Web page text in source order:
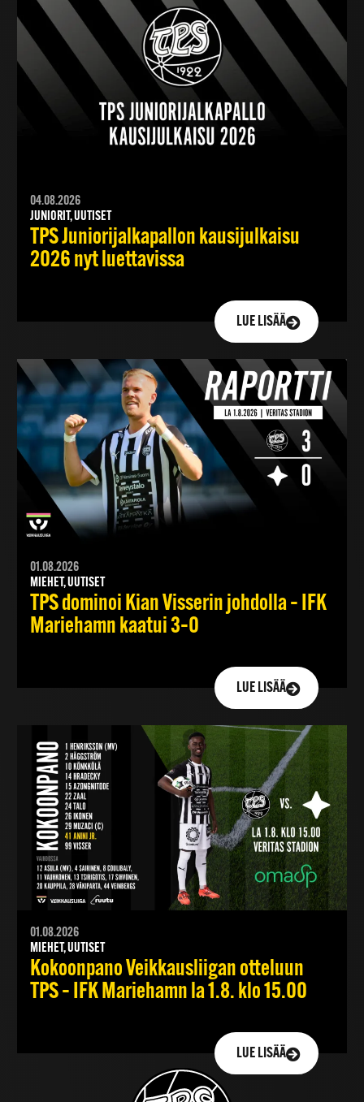
04.08.2026
JUNIORIT, UUTISET
TPS Juniorijalkapallon kausijulkaisu
2026 nyt luettavissa
LUE LISÄÄ
01.08.2026
MIEHET, UUTISET
TPS dominoi Kian Visserin johdolla – IFK
Mariehamn kaatui 3–0
LUE LISÄÄ
01.08.2026
MIEHET, UUTISET
Kokoonpano Veikkausliigan otteluun
TPS – IFK Mariehamn la 1.8. klo 15.00
LUE LISÄÄ